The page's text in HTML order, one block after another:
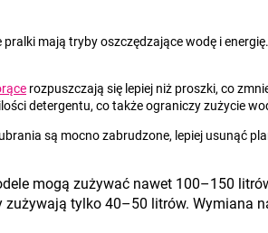
mają tryby oszczędzające wodę i
rozpuszczają się lepiej niż proszki, co
detergentu, co także ograniczy zużycie
są mocno zabrudzone, lepiej usunąć
mogą zużywać nawet 100–150
tylko 40–50 litrów. Wymiana